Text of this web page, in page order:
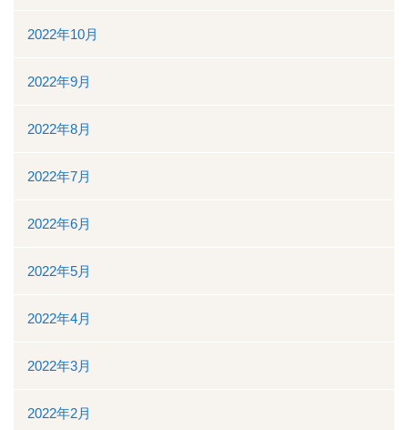
2022年10月
2022年9月
2022年8月
2022年7月
2022年6月
2022年5月
2022年4月
2022年3月
2022年2月